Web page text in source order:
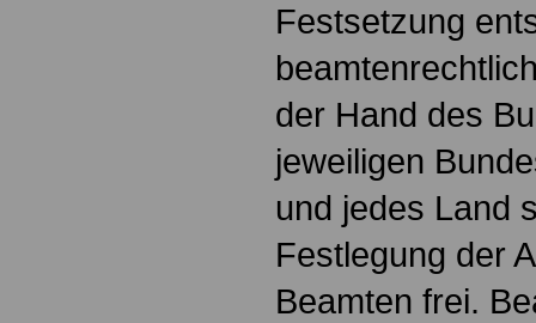
Festsetzung
der Hand des
jeweiligen
und jedes Land
Festlegung der
Beamten frei.